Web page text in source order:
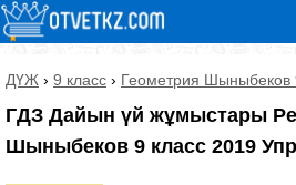
ДҮЖ › 9 класс › Геометрия Шыныбеков
ГДЗ Дайын үй жұмыстары
Шыныбеков 9 класс 2019